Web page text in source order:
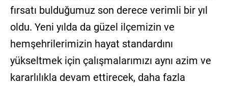
fırsatı bulduğumuz son derece verimli bir yıl
oldu. Yeni yılda da güzel ilçemizin ve
hemşehrilerimizin hayat standardını
yükseltmek için çalışmalarımızı aynı azim ve
kararlılıkla devam ettirecek, daha fazla